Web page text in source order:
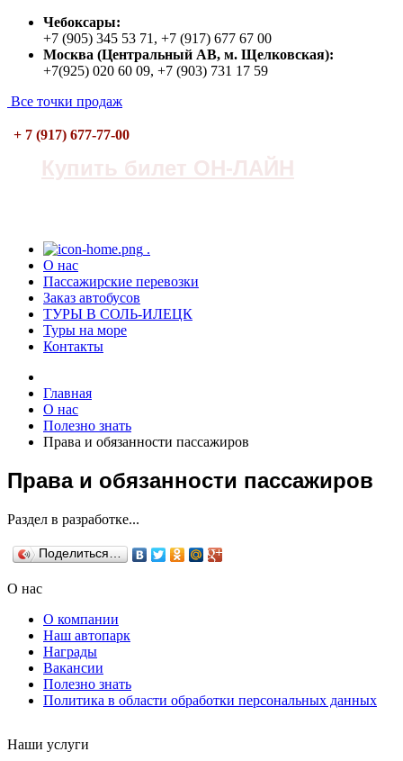
Чебоксары:
+7 (905) 345 53 71, +7 (917) 677 67 00
Москва (Центральный АВ, м. Щелковская):
+7(925) 020 60 09, +7 (903) 731 17 59
Все точки продаж
+ 7 (917) 677-77-00
Купить билет ОН-ЛАЙН
.
О нас
Пасcажирские перевозки
Заказ автобусов
ТУРЫ В СОЛЬ-ИЛЕЦК
Туры на море
Контакты
Главная
О нас
Полезно знать
Права и обязанности пассажиров
Права и обязанности пассажиров
Раздел в разработке...
Поделиться…
О нас
О компании
Наш автопарк
Награды
Вакансии
Полезно знать
Политика в области обработки персональных данных
Наши услуги